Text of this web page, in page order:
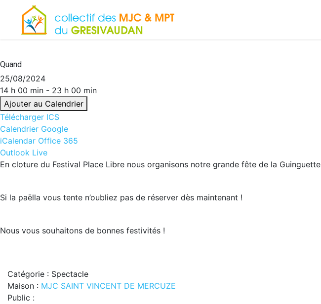
Quand
25/08/2024
14 h 00 min - 23 h 00 min
Ajouter au Calendrier
Télécharger ICS
Calendrier Google
iCalendar Office 365
Outlook Live
En cloture du Festival Place Libre nous organisons notre grande fête de la Guinguette
Si la paëlla vous tente n’oubliez pas de réserver dès maintenant !
Nous vous souhaitons de bonnes festivités !
Catégorie : Spectacle
Maison : MJC SAINT VINCENT DE MERCUZE
Public :